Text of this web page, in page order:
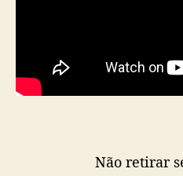
Não retirar